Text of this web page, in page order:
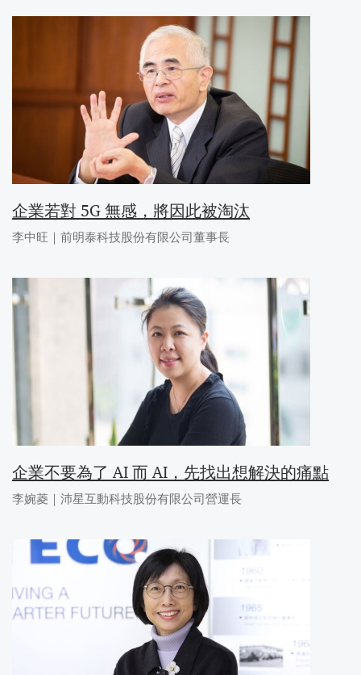
企業若對 5G 無感，將因此被淘汰
李中旺｜前明泰科技股份有限公司董事長
企業不要為了 AI 而 AI，先找出想解決的痛點
李婉菱｜沛星互動科技股份有限公司營運長